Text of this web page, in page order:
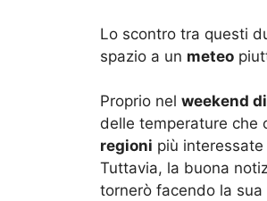
Lo scontro tra questi
spazio a un meteo
Proprio nel weekend
delle temperature che
regioni più
Tuttavia, la buona
tornerò facendo la